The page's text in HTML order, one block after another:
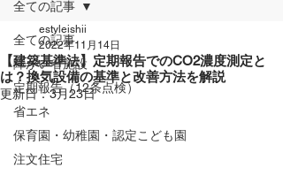
全ての記事
障がい者施設
定期報告（12条点検）
省エネ
保育園・幼稚園・認定こども園
注文住宅
全ての記事
【建築基準法】定期報告でのCO2濃度測定と
は？換気設備の基準と改善方法を解説
estyleishii
2022年11月14日
更新日：3月23日